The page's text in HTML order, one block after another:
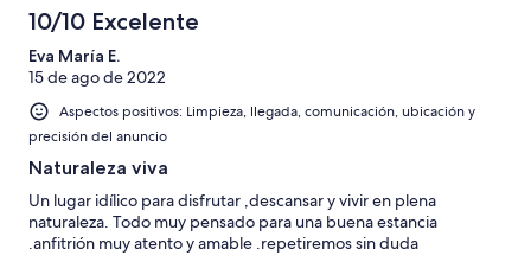
10/10 Excelente
Eva María E.
15 de ago de 2022
Aspectos positivos: Limpieza, llegada, comunicación, ubicación y
precisión del anuncio
Naturaleza viva
Un lugar idílico para disfrutar ,descansar y vivir en plena
naturaleza. Todo muy pensado para una buena estancia
.anfitrión muy atento y amable .repetiremos sin duda